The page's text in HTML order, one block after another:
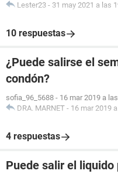
Lester23 - 31 may 2021 a las
10 respuestas
¿Puede salirse el
condón?
sofia_96_5688 - 16 mar 2019 a
DRA. MARNET - 16 mar 2019
4 respuestas
Puede salir el